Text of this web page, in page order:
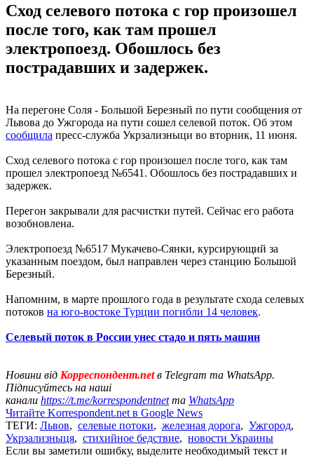
Сход селевого потока с гор произошел
после того, как там прошел
электропоезд. Обошлось без
пострадавших и задержек.
На перегоне Соля - Большой Березный по пути сообщения от
Львова до Ужгорода на пути сошел селевой поток. Об этом
сообщила пресс-служба Укрзализныци во вторник, 11 июня.
Сход селевого потока с гор произошел после того, как там
прошел электропоезд №6541. Обошлось без пострадавших и
задержек.
Перегон закрывали для расчистки путей. Сейчас его работа
возобновлена.
Электропоезд №6517 Мукачево-Сянки, курсирующий за
указанным поездом, был направлен через станцию ​​Большой
Березный.
Напомним, в марте прошлого года в результате схода селевых
потоков на юго-востоке Турции погибли 14 человек.
Селевый поток в России унес стадо и пять машин
Новини від Корреспондент.netв Telegram та WhatsApp.
Підписуйтесь на наші
канали https://t.me/korrespondentnetта WhatsApp
Читайте Korrespondent.net в Google News
ТЕГИ: Львов, селевые потоки, железная дорога, Ужгород,
Укрзализныця, стихийное бедствие, новости Украины
Если вы заметили ошибку, выделите необходимый текст и